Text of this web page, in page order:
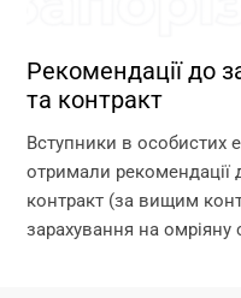
Рекомендації до
та контракт
Вступники в особистих
отримали рекомендації
контракт (за вищим
зарахування на омріяну